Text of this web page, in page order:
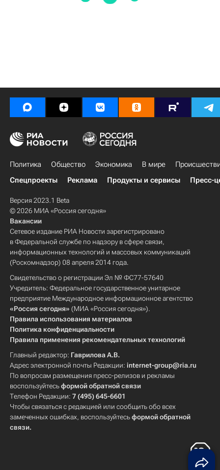
Политика Общество Экономика В мире
Спецпроекты
Реклама Продукты и сервисы Пресс-
Версия 2023.1 Beta
© 2026 МИА «Россия сегодня»
Вакансии
Сетевое издание РИА Новости зарегистрировано
в Федеральной службе по надзору в сфере связи,
информационных технологий и массовых коммуникаций
(Роскомнадзор) 08 апреля 2014 года.
Свидетельство о регистрации Эл № ФС77-57640
Учредитель: Федеральное государственное унитарное
предприятие Международное информационное агентство
«Россия сегодня» (МИА «Россия сегодня»).
Правила использования материалов
Политика конфиденциальности
Правила применения рекомендательных технологий
Главный редактор: Гаврилова А.В.
Адрес электронной почты Редакции: internet-group@ria.ru
По вопросам размещения пресс-релизов и рекламы
воспользуйтесьформой обратной связи
Телефон Редакции: 7 (495) 645-6601
Чтобы связаться с редакцией или сообщить обо всех
замеченных ошибках, воспользуйтесьформой обратной
связи.